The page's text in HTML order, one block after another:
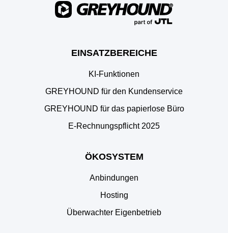
EINSATZBEREICHE
KI-Funktionen
GREYHOUND für den Kundenservice
GREYHOUND für das papierlose Büro
E‑Rechnungspflicht 2025
ÖKOSYSTEM
Anbindungen
Hosting
Überwachter Eigenbetrieb